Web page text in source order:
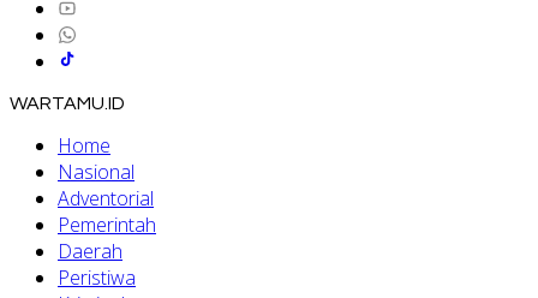
WARTAMU.ID
Home
Nasional
Adventorial
Pemerintah
Daerah
Peristiwa